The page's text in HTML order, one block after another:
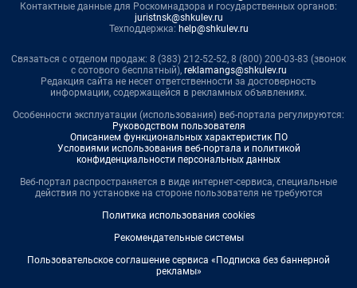
Контактные данные для Роскомнадзора и государственных органов:
juristnsk@shkulev.ru
Техподдержка: help@shkulev.ru
Связаться с отделом продаж: 8 (383) 212-52-52, 8 (800) 200-03-83 (звонок
с сотового бесплатный), reklamangs@shkulev.ru
Редакция сайта не несет ответственности за достоверность
информации, содержащейся в рекламных объявлениях.
Особенности эксплуатации (использования) веб-портала регулируются:
Руководством пользователя
Описанием функциональных характеристик ПО
Условиями использования веб-портала и политикой
конфиденциальности персональных данных
Веб-портал распространяется в виде интернет-сервиса, специальные
действия по установке на стороне пользователя не требуются
Политика использования cookies
Рекомендательные системы
Пользовательское соглашение сервиса «Подписка без баннерной
рекламы»